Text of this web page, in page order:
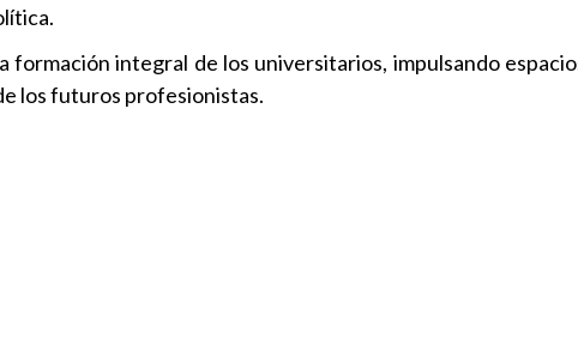
formación integral de los universitarios, impulsando
los futuros profesionistas.